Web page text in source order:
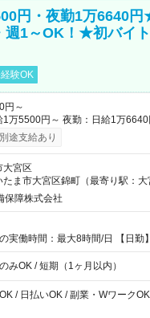
円・夜勤1万6640
週1～OK！★初バイ
験OK
円～
1万5500円～ 夜勤：日給1万
円含む(25勤務まで) ┗新任研修の
と… 日給1000円UP！ ■
い・前払いOK！ 給与即時払い
最短当日にコンビニATMから 現
法定研修(7h×3日間)中も 手当をしっ
】支給！ ┗研修手当の一部(9，
別途支給(500円×3日間） ┗研修
途支給あり
大宮区
ま市大宮区錦町（最寄り駅：大
保障株式会社
実働時間：最大8時間/日 【日勤
【夜勤のみ】もOK♪ ・自分
わせて稼げます◎ ・シフトの申告
の予定に 合わせて好きな時など
みOK / 短期（1ヶ月以内）
/ 日払いOK / 副業・Wワーク